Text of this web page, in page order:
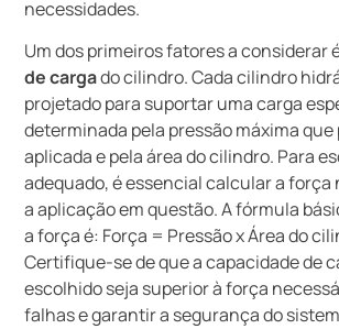
necessidades.
Um dos primeiros fatores a considerar
de cargado cilindro. Cada cilindro
projetado para suportar uma carga
determinada pela pressão máxima que
aplicada e pela área do cilindro. Para
adequado, é essencial calcular a força
a aplicação em questão. A fórmula
a força é: Força = Pressão x Área do
Certifique-se de que a capacidade de
escolhido seja superior à força
falhas e garantir a segurança do